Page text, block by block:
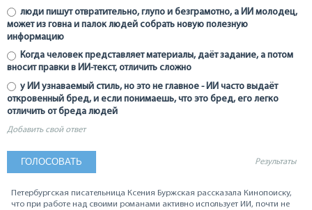
люди пишут отвратительно, глупо и безграмотно, а ИИ молодец,
может из говна и палок людей собрать новую полезную
информацию
Когда человек представляет материалы, даёт задание, а потом
вносит правки в ИИ-текст, отличить сложно
у ИИ узнаваемый стиль, но это не главное - ИИ часто выдаёт
откровенный бред, и если понимаешь, что это бред, его легко
отличить от бреда людей
Добавить свой ответ
Результаты
Петербургская писательница Ксения Буржская рассказала Кинопоиску,
что при работе над своими романами активно использует ИИ, почти не